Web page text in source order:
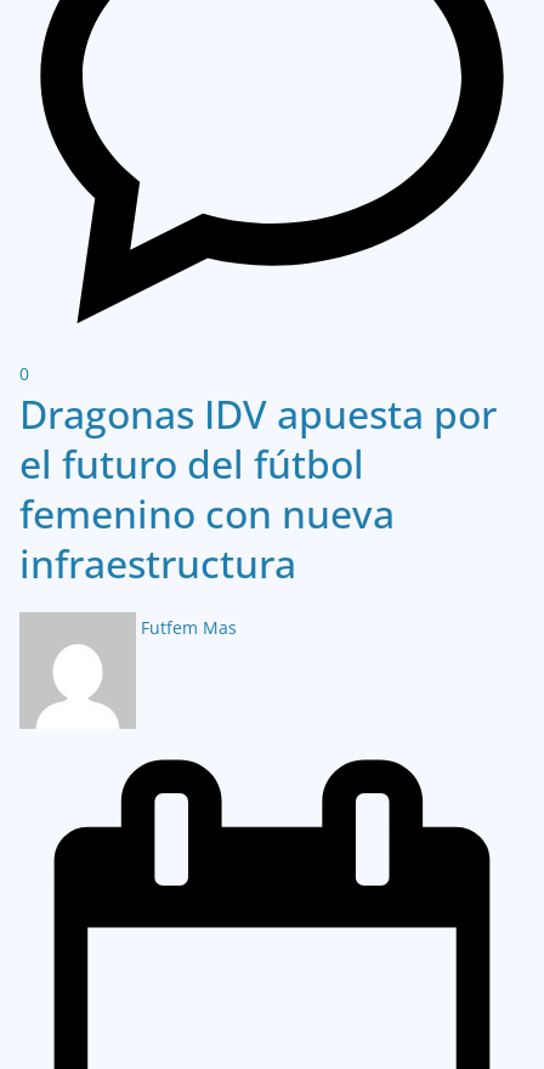
0
Dragonas IDV apuesta por
el futuro del fútbol
femenino con nueva
infraestructura
Futfem Mas